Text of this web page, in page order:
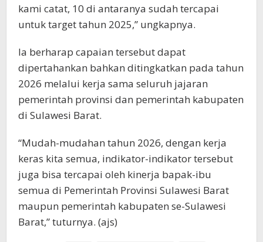
kami catat, 10 di antaranya sudah tercapai
untuk target tahun 2025,” ungkapnya.
Ia berharap capaian tersebut dapat
dipertahankan bahkan ditingkatkan pada tahun
2026 melalui kerja sama seluruh jajaran
pemerintah provinsi dan pemerintah kabupaten
di Sulawesi Barat.
“Mudah-mudahan tahun 2026, dengan kerja
keras kita semua, indikator-indikator tersebut
juga bisa tercapai oleh kinerja bapak-ibu
semua di Pemerintah Provinsi Sulawesi Barat
maupun pemerintah kabupaten se-Sulawesi
Barat,” tuturnya. (ajs)